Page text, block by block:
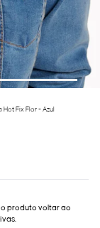
Fix Flor - Azul
produto voltar ao